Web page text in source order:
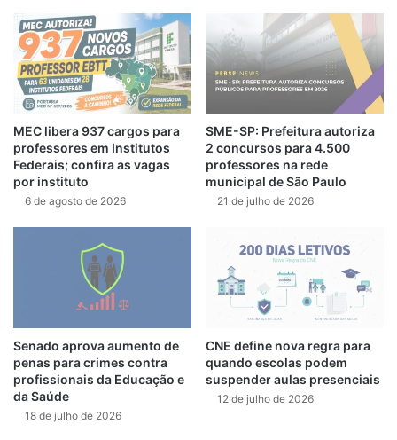
MEC libera 937 cargos para
professores em Institutos
Federais; confira as vagas
por instituto
6 de agosto de 2026
SME-SP: Prefeitura autoriza
2 concursos para 4.500
professores na rede
municipal de São Paulo
21 de julho de 2026
Senado aprova aumento de
penas para crimes contra
profissionais da Educação e
da Saúde
18 de julho de 2026
CNE define nova regra para
quando escolas podem
suspender aulas presenciais
12 de julho de 2026